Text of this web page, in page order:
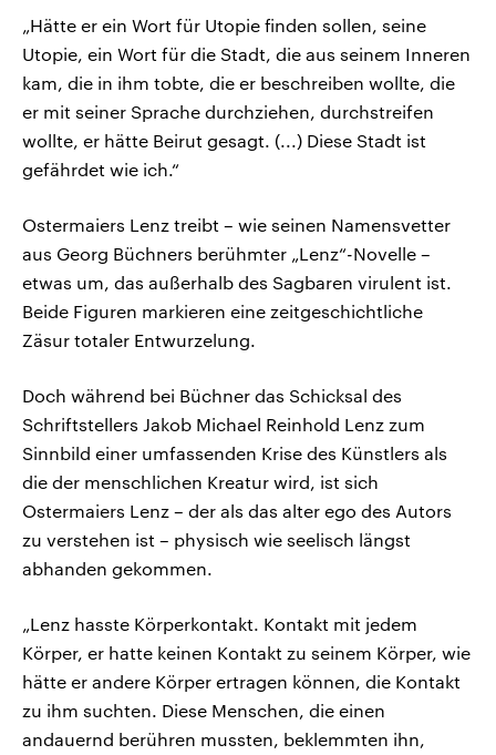
„Hätte er ein Wort für Utopie finden sollen, seine
Utopie, ein Wort für die Stadt, die aus seinem Inneren
kam, die in ihm tobte, die er beschreiben wollte, die
er mit seiner Sprache durchziehen, durchstreifen
wollte, er hätte Beirut gesagt. (...) Diese Stadt ist
gefährdet wie ich.“
Ostermaiers Lenz treibt – wie seinen Namensvetter
aus Georg Büchners berühmter „Lenz“-Novelle –
etwas um, das außerhalb des Sagbaren virulent ist.
Beide Figuren markieren eine zeitgeschichtliche
Zäsur totaler Entwurzelung.
Doch während bei Büchner das Schicksal des
Schriftstellers Jakob Michael Reinhold Lenz zum
Sinnbild einer umfassenden Krise des Künstlers als
die der menschlichen Kreatur wird, ist sich
Ostermaiers Lenz – der als das alter ego des Autors
zu verstehen ist – physisch wie seelisch längst
abhanden gekommen.
„Lenz hasste Körperkontakt. Kontakt mit jedem
Körper, er hatte keinen Kontakt zu seinem Körper, wie
hätte er andere Körper ertragen können, die Kontakt
zu ihm suchten. Diese Menschen, die einen
andauernd berühren mussten, beklemmten ihn,